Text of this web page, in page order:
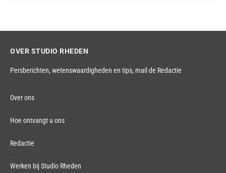
OVER STUDIO RHEDEN
Persberichten, wetenswaardigheden en tips, mail de Redactie
Over ons
Hoe ontvangt u ons
Redactie
Werken bij Studio Rheden